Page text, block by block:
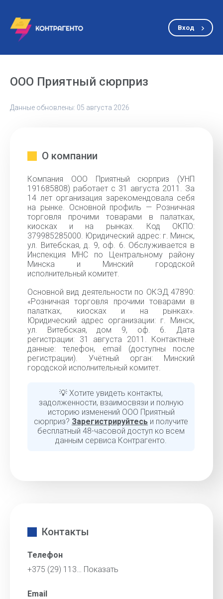
Вход
ООО Приятный сюрприз
Данные обновлены: 05 августа 2026
О компании
Компания ООО Приятный сюрприз (УНП
191685808) работает с 31 августа 2011. За
14 лет организация зарекомендовала себя
на рынке. Основной профиль — Розничная
торговля прочими товарами в палатках,
киосках и на рынках. Код ОКПО:
379985285000. Юридический адрес: г. Минск,
ул. Витебская, д. 9, оф. 6. Обслуживается в
Инспекция МНС по Центральному району
Минска и Минский городской
исполнительный комитет.
Основной вид деятельности по ОКЭД 47890:
«Розничная торговля прочими товарами в
палатках, киосках и на рынках».
Юридический адрес организации: г. Минск,
ул. Витебская, дом 9, оф. 6. Дата
регистрации: 31 августа 2011. Контактные
данные: телефон, email (доступны после
регистрации). Учётный орган: Минский
городской исполнительный комитет.
💡 Хотите увидеть контакты,
задолженности, взаимосвязи и полную
историю изменений ООО Приятный
сюрприз? Зарегистрируйтесь и получите
бесплатный 48-часовой доступ ко всем
данным сервиса Контрагенто.
Контакты
Телефон
+375 (29) 113… Показать
Email